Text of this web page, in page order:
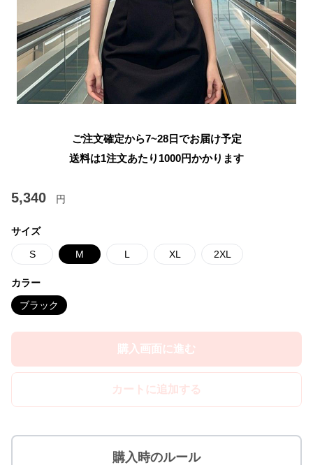
ご注文確定から7~28日でお届け予定
送料は1注文あたり 1000円かかります
5,340 円
サイズ
S M L XL 2XL
カラー
ブラック
購入画面に進む
カートに追加する
購入時のルール